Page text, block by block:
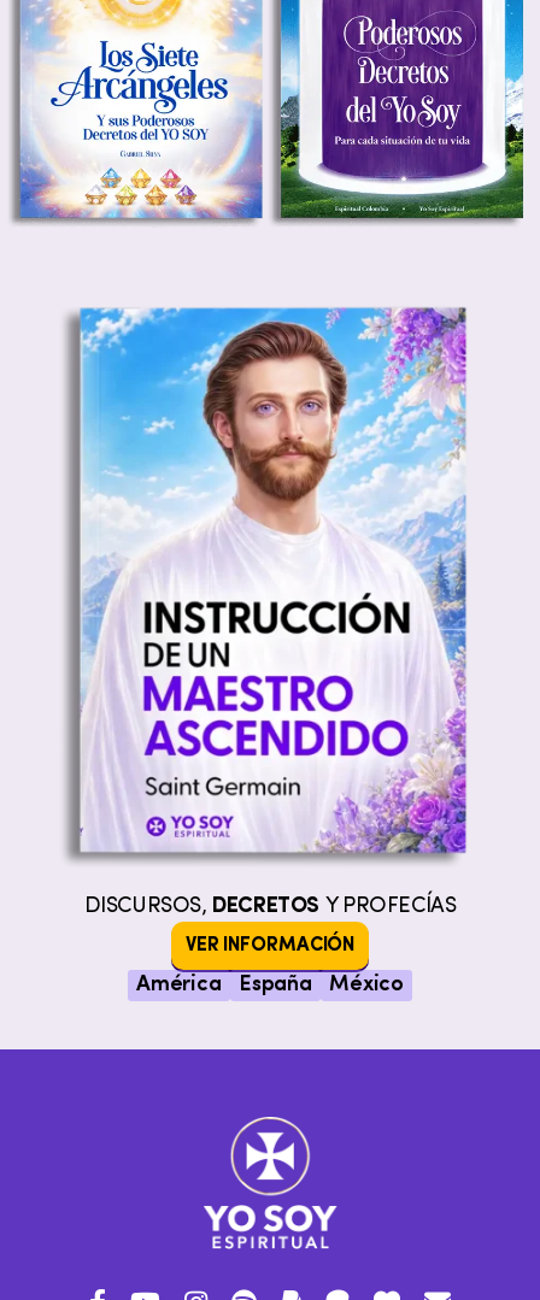
DISCURSOS, DECRETOS Y PROFECÍAS
VER INFORMACIÓN
América España México